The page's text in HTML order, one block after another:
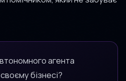
агента
бізнесі?